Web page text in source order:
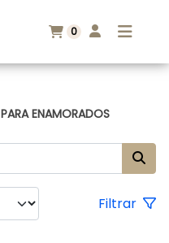
0
PARA ENAMORADOS
Filtrar